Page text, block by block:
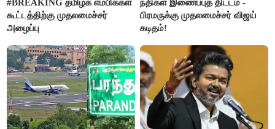
#BREAKING தமிழக எம்பிக்கள்
கூட்டத்திற்கு முதலமைச்சர்
அழைப்பு
நதிகள் இணைப்புத் திட்டம் -
பிரமருக்கு முதலமைச்சர் விஜய்
கடிதம்!